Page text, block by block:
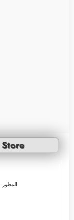
Store
المطور